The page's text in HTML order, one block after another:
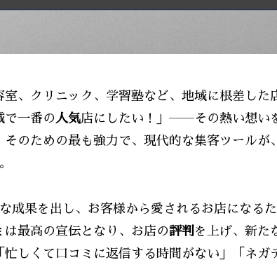
、クリニック、学習塾など、地域に根差した
で一番の 人気店にしたい！」――その熱い想い
のための最も強力で、現代的な集客ツールが
成果を出し、お客様から愛されるお店になる
最高の宣伝となり、お店の評判 を上げ、新た
忙しくて口コミに返信する時間がない」「ネガ